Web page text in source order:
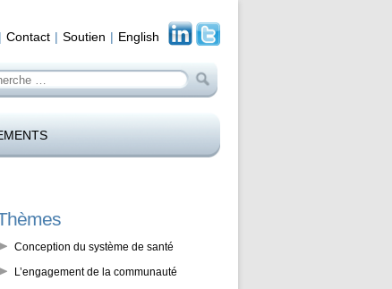
Contact Soutien English
Conception du système de santé
L’engagement de la communauté